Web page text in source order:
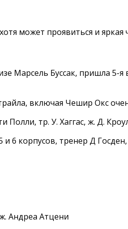
может проявиться и
Марсель Буссак, пришла 5-я
включая Чешир Окс
тр. У. Хаггас, ж. Д.
6 корпусов, тренер Д
Андреа Атцени